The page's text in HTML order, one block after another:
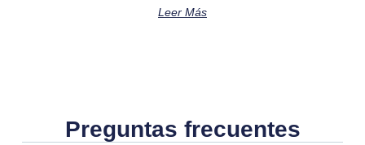
Leer Más
Preguntas frecuentes